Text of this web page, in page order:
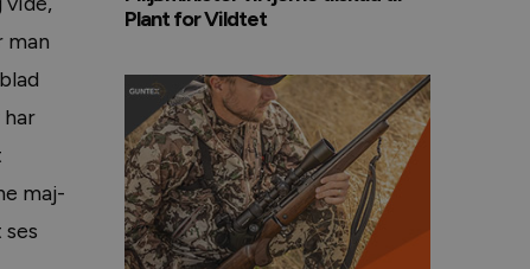
man
maj-
Plant for Vildtet